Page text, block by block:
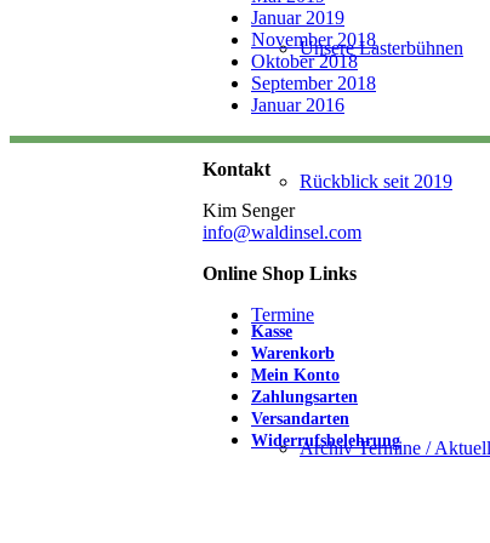
Unsere Lasterbühnen
Rückblick seit 2019
Termine
Archiv Termine /
Januar 2019
November 2018
Oktober 2018
September 2018
Januar 2016
Kontakt
Kim Senger
info@waldinsel.com
Online Shop Links
Kasse
Warenkorb
Mein Konto
Zahlungsarten
Versandarten
Widerrufsbelehrung